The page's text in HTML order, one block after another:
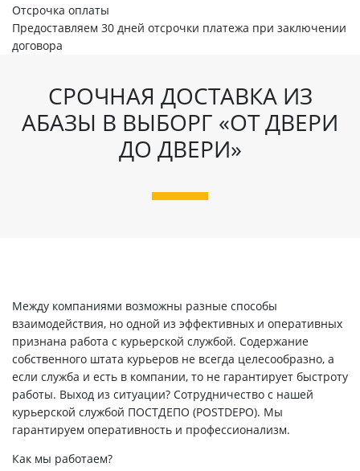
Отсрочка оплаты
Предоставляем 30 дней отсрочки платежа при заключении
договора
СРОЧНАЯ ДОСТАВКА ИЗ
АБАЗЫ В ВЫБОРГ «ОТ ДВЕРИ
ДО ДВЕРИ»
Между компаниями возможны разные способы
взаимодействия, но одной из эффективных и оперативных
признана работа с курьерской службой. Содержание
собственного штата курьеров не всегда целесообразно, а
если служба и есть в компании, то не гарантирует быстроту
работы. Выход из ситуации? Сотрудничество с нашей
курьерской службой ПОСТДЕПО (POSTDEPO). Мы
гарантируем оперативность и профессионализм.
Как мы работаем?